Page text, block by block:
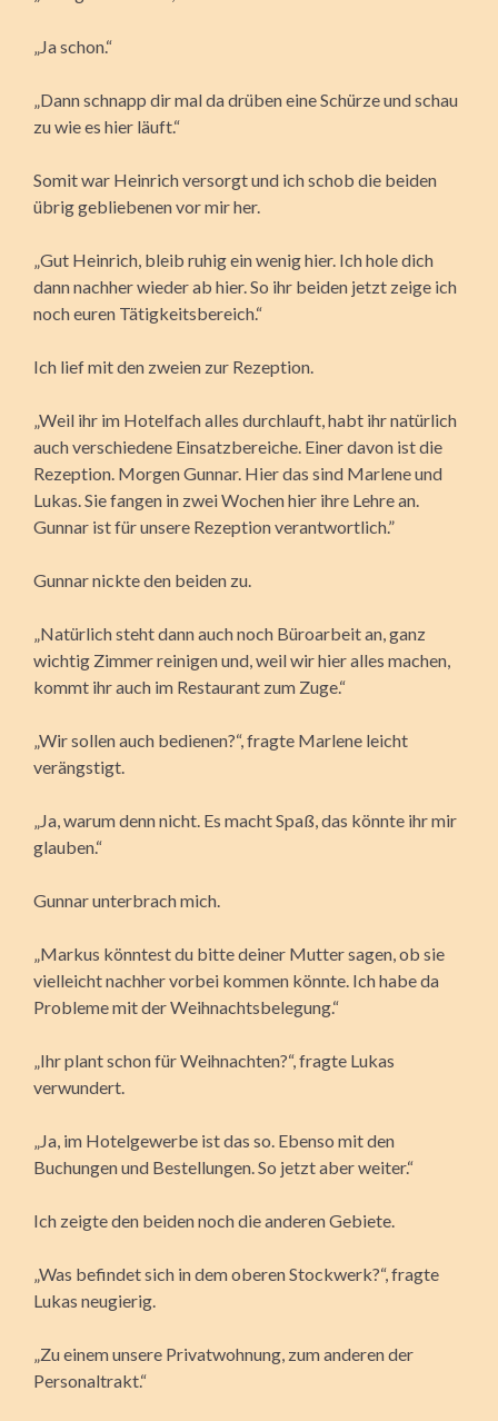
„Ja schon.“
„Dann schnapp dir mal da drüben eine Schürze und schau
zu wie es hier läuft.“
Somit war Heinrich versorgt und ich schob die beiden
übrig gebliebenen vor mir her.
„Gut Heinrich, bleib ruhig ein wenig hier. Ich hole dich
dann nachher wieder ab hier. So ihr beiden jetzt zeige ich
noch euren Tätigkeitsbereich.“
Ich lief mit den zweien zur Rezeption.
„Weil ihr im Hotelfach alles durchlauft, habt ihr natürlich
auch verschiedene Einsatzbereiche. Einer davon ist die
Rezeption. Morgen Gunnar. Hier das sind Marlene und
Lukas. Sie fangen in zwei Wochen hier ihre Lehre an.
Gunnar ist für unsere Rezeption verantwortlich.”
Gunnar nickte den beiden zu.
„Natürlich steht dann auch noch Büroarbeit an, ganz
wichtig Zimmer reinigen und, weil wir hier alles machen,
kommt ihr auch im Restaurant zum Zuge.“
„Wir sollen auch bedienen?“, fragte Marlene leicht
verängstigt.
„Ja, warum denn nicht. Es macht Spaß, das könnte ihr mir
glauben.“
Gunnar unterbrach mich.
„Markus könntest du bitte deiner Mutter sagen, ob sie
vielleicht nachher vorbei kommen könnte. Ich habe da
Probleme mit der Weihnachtsbelegung.“
„Ihr plant schon für Weihnachten?“, fragte Lukas
verwundert.
„Ja, im Hotelgewerbe ist das so. Ebenso mit den
Buchungen und Bestellungen. So jetzt aber weiter.“
Ich zeigte den beiden noch die anderen Gebiete.
„Was befindet sich in dem oberen Stockwerk?“, fragte
Lukas neugierig.
„Zu einem unsere Privatwohnung, zum anderen der
Personaltrakt.“